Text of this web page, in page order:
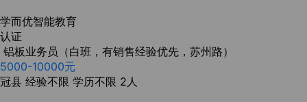
学而优智能教育
认证
铝板业务员（白班，有销售经验优先，苏州路）
5000-10000元
冠县 经验不限 学历不限 2人